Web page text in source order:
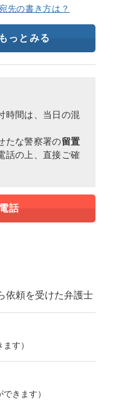
先の書き方は？
っとみる
時間は、当日の混
たな警察署の留置
話の上、直接ご確
話
依頼を受けた弁護士
す）
きます）